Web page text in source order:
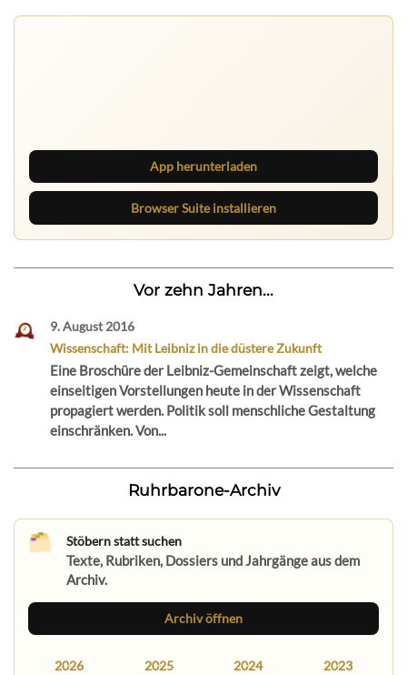
App herunterladen
Browser Suite installieren
Vor zehn Jahren...
9. August 2016
Wissenschaft: Mit Leibniz in die düstere Zukunft
Eine Broschüre der Leibniz-Gemeinschaft zeigt, welche
einseitigen Vorstellungen heute in der Wissenschaft
propagiert werden. Politik soll menschliche Gestaltung
einschränken. Von...
Ruhrbarone-Archiv
Stöbern statt suchen
Texte, Rubriken, Dossiers und Jahrgänge aus dem
Archiv.
Archiv öffnen
2026 2025 2024 2023